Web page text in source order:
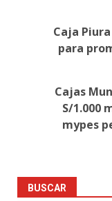
Caja
para
Cajas
S/1.000
mypes
BUSCAR